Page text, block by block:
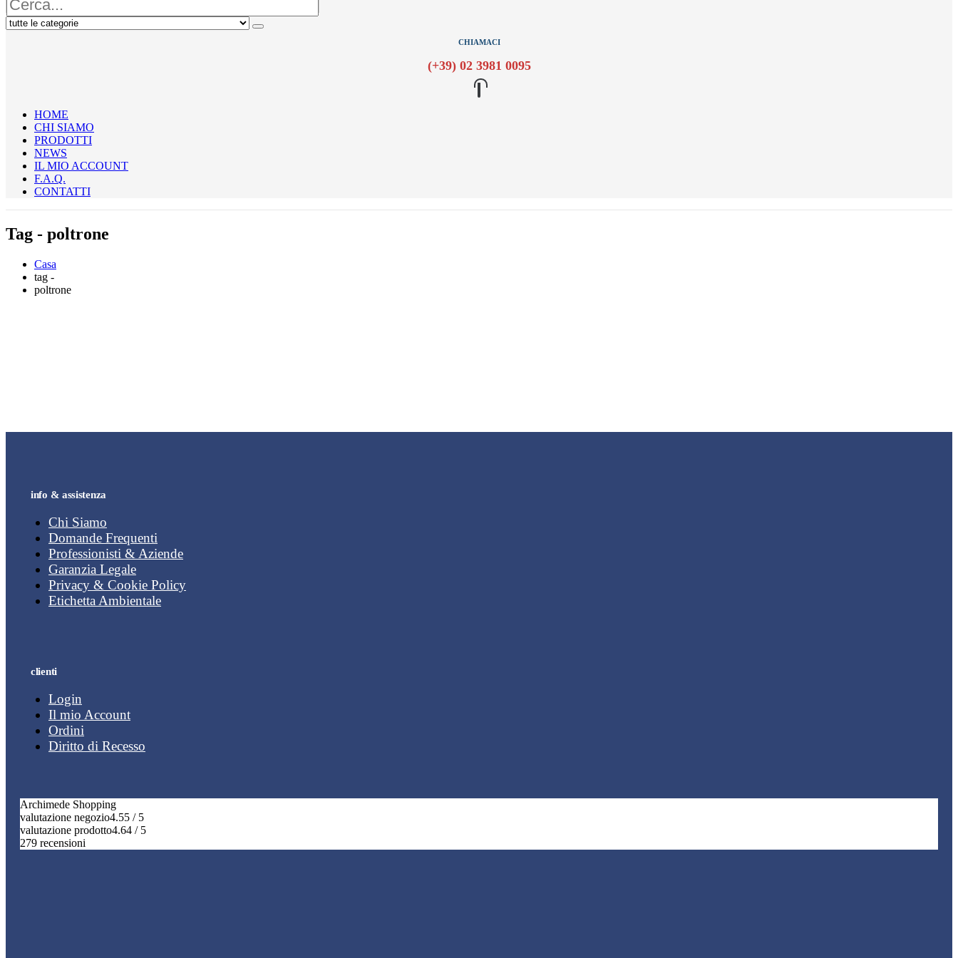
CHIAMACI
(+39) 02 3981 0095
HOME
CHI SIAMO
PRODOTTI
NEWS
IL MIO ACCOUNT
F.A.Q.
CONTATTI
Tag - poltrone
Casa
tag -
poltrone
info & assistenza
Chi Siamo
Domande Frequenti
Professionisti & Aziende
Garanzia Legale
Privacy & Cookie Policy
Etichetta Ambientale
clienti
Login
Il mio Account
Ordini
Diritto di Recesso
Archimede Shopping
valutazione negozio4.55 / 5
valutazione prodotto4.64 / 5
279 recensioni